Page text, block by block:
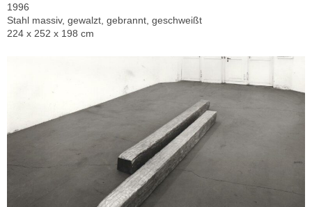
1996
Stahl massiv, gewalzt, gebrannt, geschweißt
224 x 252 x 198 cm